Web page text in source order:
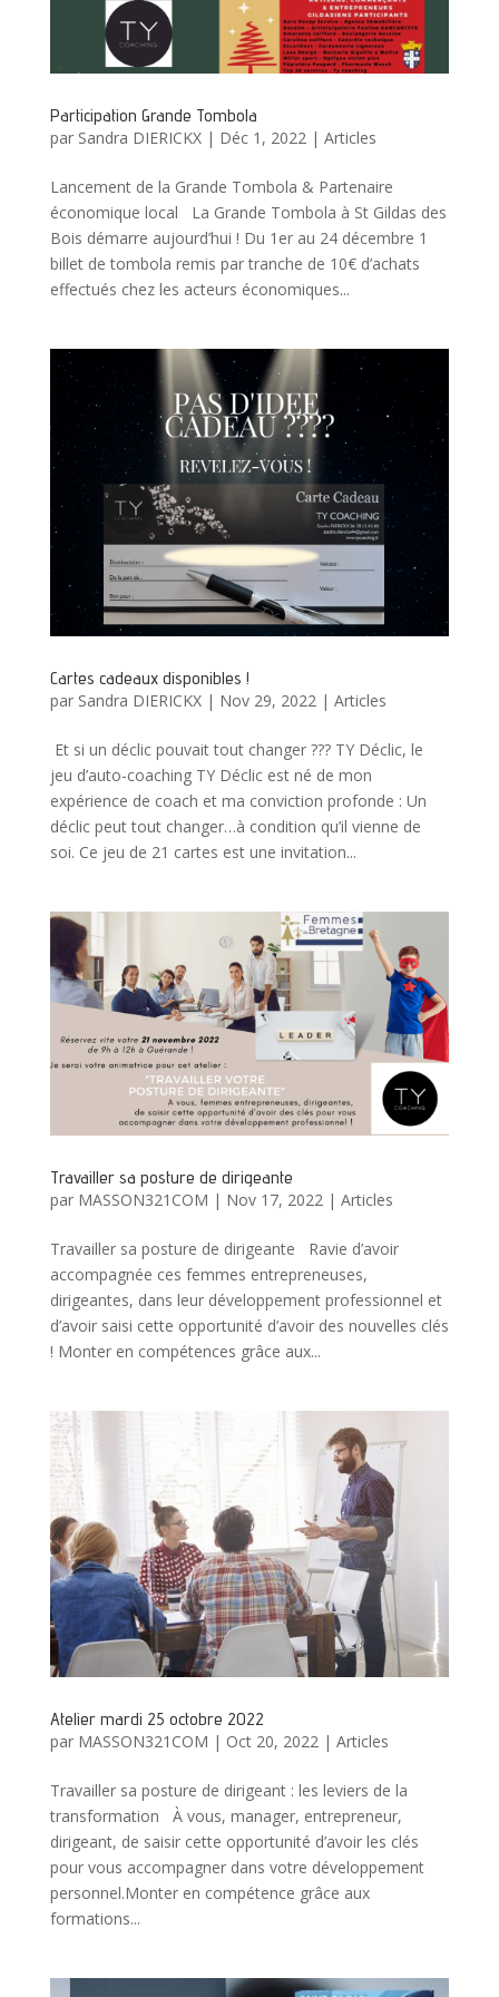
Participation Grande Tombola
par Sandra DIERICKX| Déc 1, 2022| Articles
Lancement de la Grande Tombola & Partenaire
économique local La Grande Tombola à St Gildas des
Bois démarre aujourd’hui ! Du 1er au 24 décembre 1
billet de tombola remis par tranche de 10€ d’achats
effectués chez les acteurs économiques...
Cartes cadeaux disponibles !
par Sandra DIERICKX| Nov 29, 2022 | Articles
Et si un déclic pouvait tout changer ??? TY Déclic, le
jeu d’auto-coaching TY Déclic est né de mon
expérience de coach et ma conviction profonde : Un
déclic peut tout changer…à condition qu’il vienne de
soi. Ce jeu de 21 cartes est une invitation...
Travailler sa posture de dirigeante
par MASSON321COM | Nov 17, 2022| Articles
Travailler sa posture de dirigeante Ravie d’avoir
accompagnée ces femmes entrepreneuses,
dirigeantes, dans leur développement professionnel et
d’avoir saisi cette opportunité d’avoir des nouvelles clés
! Monter en compétences grâce aux...
Atelier mardi 25 octobre 2022
par MASSON321COM | Oct 20, 2022| Articles
Travailler sa posture de dirigeant : les leviers de la
transformation À vous, manager, entrepreneur,
dirigeant, de saisir cette opportunité d’avoir les clés
pour vous accompagner dans votre développement
personnel.Monter en compétence grâce aux
formations...